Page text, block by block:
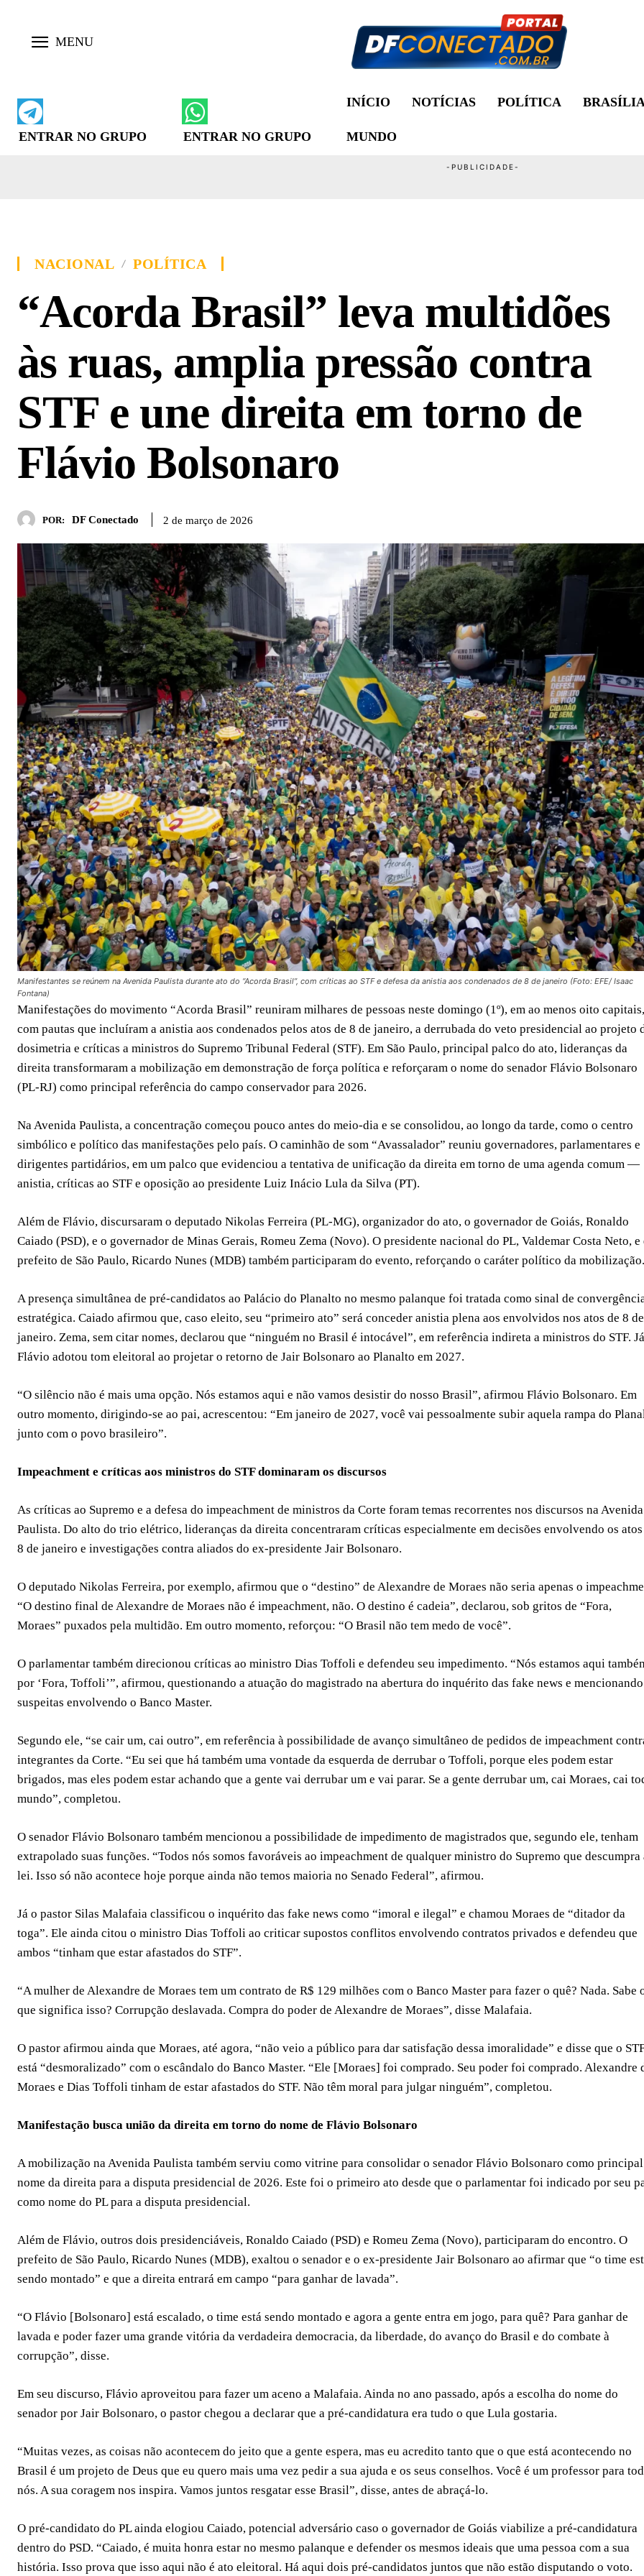
ENTRAR NO GRUPO ENTRAR NO GRUPO
INÍCIO NOTÍCIAS POLÍTICA
MUNDO
NACIONAL POLÍTICA
“Acorda Brasil” leva multidões
às ruas, amplia pressão contra
STF e une direita em torno de
Flávio Bolsonaro
POR: DF Conectado 2 de março de 2026
Manifestantes se reúnem na Avenida Paulista durante ato do “Acorda Brasil”, com críticas ao STF e defesa da anistia aos condenados de 8 de janeiro (Foto: EFE/ Isaac
Fontana)
Manifestações do movimento “Acorda Brasil” reuniram milhares de pessoas neste domingo (1º), em ao menos oito capitais,
com pautas que incluíram a anistia aos condenados pelos atos de 8 de janeiro, a derrubada do veto presidencial ao projeto
dosimetria e críticas a ministros do Supremo Tribunal Federal (STF). Em São Paulo, principal palco do ato, lideranças da
direita transformaram a mobilização em demonstração de força política e reforçaram o nome do senador Flávio Bolsonaro
(PL-RJ) como principal referência do campo conservador para 2026.
Na Avenida Paulista, a concentração começou pouco antes do meio-dia e se consolidou, ao longo da tarde, como o centro
simbólico e político das manifestações pelo país. O caminhão de som “Avassalador” reuniu governadores, parlamentares e
dirigentes partidários, em um palco que evidenciou a tentativa de unificação da direita em torno de uma agenda comum —
anistia, críticas ao STF e oposição ao presidente Luiz Inácio Lula da Silva (PT).
Além de Flávio, discursaram o deputado Nikolas Ferreira (PL-MG), organizador do ato, o governador de Goiás, Ronaldo
Caiado (PSD), e o governador de Minas Gerais, Romeu Zema (Novo). O presidente nacional do PL, Valdemar Costa Neto, e
prefeito de São Paulo, Ricardo Nunes (MDB) também participaram do evento, reforçando o caráter político da mobilização.
A presença simultânea de pré-candidatos ao Palácio do Planalto no mesmo palanque foi tratada como sinal de
estratégica. Caiado afirmou que, caso eleito, seu “primeiro ato” será conceder anistia plena aos envolvidos nos atos de 8 de
janeiro. Zema, sem citar nomes, declarou que “ninguém no Brasil é intocável”, em referência indireta a ministros do STF. Já
Flávio adotou tom eleitoral ao projetar o retorno de Jair Bolsonaro ao Planalto em 2027.
“O silêncio não é mais uma opção. Nós estamos aqui e não vamos desistir do nosso Brasil”, afirmou Flávio Bolsonaro. Em
outro momento, dirigindo-se ao pai, acrescentou: “Em janeiro de 2027, você vai pessoalmente subir aquela rampa do
junto com o povo brasileiro”.
Impeachment e críticas aos ministros do STF dominaram os discursos
As críticas ao Supremo e a defesa do impeachment de ministros da Corte foram temas recorrentes nos discursos na Avenida
Paulista. Do alto do trio elétrico, lideranças da direita concentraram críticas especialmente em decisões envolvendo os atos
8 de janeiro e investigações contra aliados do ex-presidente Jair Bolsonaro.
O deputado Nikolas Ferreira, por exemplo, afirmou que o “destino” de Alexandre de Moraes não seria apenas o
“O destino final de Alexandre de Moraes não é impeachment, não. O destino é cadeia”, declarou, sob gritos de “Fora,
Moraes” puxados pela multidão. Em outro momento, reforçou: “O Brasil não tem medo de você”.
O parlamentar também direcionou críticas ao ministro Dias Toffoli e defendeu seu impedimento. “Nós estamos aqui
por ‘Fora, Toffoli’”, afirmou, questionando a atuação do magistrado na abertura do inquérito das fake news e mencionando
suspeitas envolvendo o Banco Master.
Segundo ele, “se cair um, cai outro”, em referência à possibilidade de avanço simultâneo de pedidos de impeachment
integrantes da Corte. “Eu sei que há também uma vontade da esquerda de derrubar o Toffoli, porque eles podem estar
brigados, mas eles podem estar achando que a gente vai derrubar um e vai parar. Se a gente derrubar um, cai Moraes, cai
mundo”, completou.
O senador Flávio Bolsonaro também mencionou a possibilidade de impedimento de magistrados que, segundo ele, tenham
extrapolado suas funções. “Todos nós somos favoráveis ao impeachment de qualquer ministro do Supremo que descumpra
lei. Isso só não acontece hoje porque ainda não temos maioria no Senado Federal”, afirmou.
Já o pastor Silas Malafaia classificou o inquérito das fake news como “imoral e ilegal” e chamou Moraes de “ditador da
toga”. Ele ainda citou o ministro Dias Toffoli ao criticar supostos conflitos envolvendo contratos privados e defendeu que
ambos “tinham que estar afastados do STF”.
“A mulher de Alexandre de Moraes tem um contrato de R$ 129 milhões com o Banco Master para fazer o quê? Nada. Sabe
que significa isso? Corrupção deslavada. Compra do poder de Alexandre de Moraes”, disse Malafaia.
O pastor afirmou ainda que Moraes, até agora, “não veio a público para dar satisfação dessa imoralidade” e disse que o
está “desmoralizado” com o escândalo do Banco Master. “Ele [Moraes] foi comprado. Seu poder foi comprado. Alexandre
Moraes e Dias Toffoli tinham de estar afastados do STF. Não têm moral para julgar ninguém”, completou.
Manifestação busca união da direita em torno do nome de Flávio Bolsonaro
A mobilização na Avenida Paulista também serviu como vitrine para consolidar o senador Flávio Bolsonaro como principal
nome da direita para a disputa presidencial de 2026. Este foi o primeiro ato desde que o parlamentar foi indicado por seu
como nome do PL para a disputa presidencial.
Além de Flávio, outros dois presidenciáveis, Ronaldo Caiado (PSD) e Romeu Zema (Novo), participaram do encontro. O
prefeito de São Paulo, Ricardo Nunes (MDB), exaltou o senador e o ex-presidente Jair Bolsonaro ao afirmar que “o time
sendo montado” e que a direita entrará em campo “para ganhar de lavada”.
“O Flávio [Bolsonaro] está escalado, o time está sendo montado e agora a gente entra em jogo, para quê? Para ganhar de
lavada e poder fazer uma grande vitória da verdadeira democracia, da liberdade, do avanço do Brasil e do combate à
corrupção”, disse.
Em seu discurso, Flávio aproveitou para fazer um aceno a Malafaia. Ainda no ano passado, após a escolha do nome do
senador por Jair Bolsonaro, o pastor chegou a declarar que a pré-candidatura era tudo o que Lula gostaria.
“Muitas vezes, as coisas não acontecem do jeito que a gente espera, mas eu acredito tanto que o que está acontecendo no
Brasil é um projeto de Deus que eu quero mais uma vez pedir a sua ajuda e os seus conselhos. Você é um professor para
nós. A sua coragem nos inspira. Vamos juntos resgatar esse Brasil”, disse, antes de abraçá-lo.
O pré-candidato do PL ainda elogiou Caiado, potencial adversário caso o governador de Goiás viabilize a pré-candidatura
dentro do PSD. “Caiado, é muita honra estar no mesmo palanque e defender os mesmos ideais que uma pessoa com a sua
história. Isso prova que isso aqui não é ato eleitoral. Há aqui dois pré-candidatos juntos que não estão disputando o voto.